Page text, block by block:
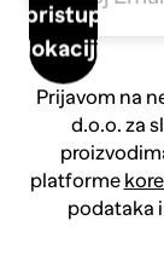
pristup
lokaciji
Prijavom na
d.o.o. za
platforme
podataka